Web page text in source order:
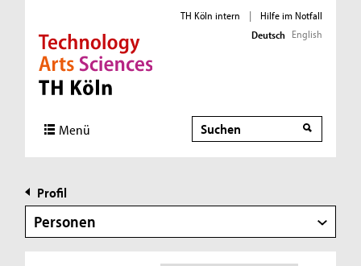
Direkt zur Hauptnavigation
Direkt zur Subnavigation
Direkt zum Inhalt
Direkt zum Fußbereich
TH Köln intern |
Hilfe im Notfall
Deutsch English
Menü Suche
Profil
Personen